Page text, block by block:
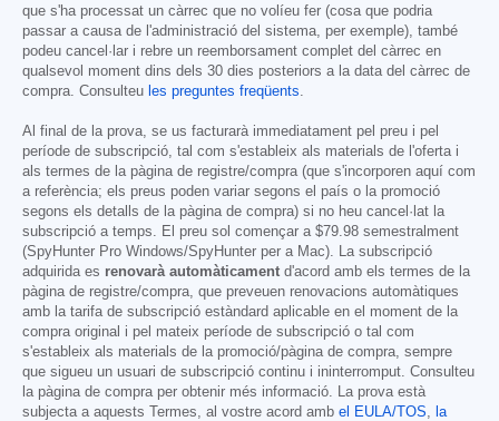
que s'ha processat un càrrec que no volíeu fer (cosa que podria
passar a causa de l'administració del sistema, per exemple), també
podeu cancel·lar i rebre un reemborsament complet del càrrec en
qualsevol moment dins dels 30 dies posteriors a la data del càrrec de
compra. Consulteu les preguntes freqüents.
Al final de la prova, se us facturarà immediatament pel preu i pel
període de subscripció, tal com s'estableix als materials de l'oferta i
als termes de la pàgina de registre/compra (que s'incorporen aquí com
a referència; els preus poden variar segons el país o la promoció
segons els detalls de la pàgina de compra) si no heu cancel·lat la
subscripció a temps. El preu sol començar a $79.98 semestralment
(SpyHunter Pro Windows/SpyHunter per a Mac). La subscripció
adquirida es renovarà automàticament d'acord amb els termes de la
pàgina de registre/compra, que preveuen renovacions automàtiques
amb la tarifa de subscripció estàndard aplicable en el moment de la
compra original i pel mateix període de subscripció o tal com
s'estableix als materials de la promoció/pàgina de compra, sempre
que sigueu un usuari de subscripció continu i ininterromput. Consulteu
la pàgina de compra per obtenir més informació. La prova està
subjecta a aquests Termes, al vostre acord amb el EULA/TOS, la